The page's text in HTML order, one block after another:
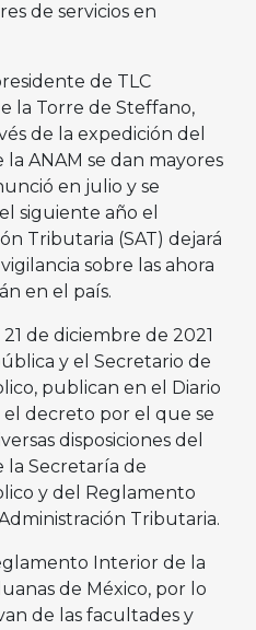
de servicios en
de TLC
la Torre de Steffano,
de la expedición del
ANAM se dan mayores
en julio y se
siguiente año el
Tributaria (SAT) dejará
sobre las ahora
en el país.
de diciembre de 2021
y el Secretario de
publican en el Diario
decreto por el que se
disposiciones del
la Secretaría de
y del Reglamento
Tributaria.
Interior de la
de México, por lo
de las facultades y